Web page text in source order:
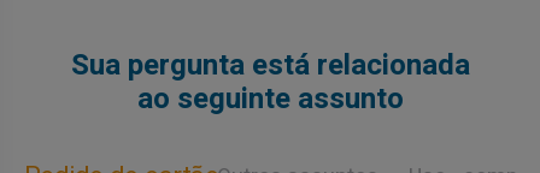
Sua pergunta está relacionada
ao seguinte assunto